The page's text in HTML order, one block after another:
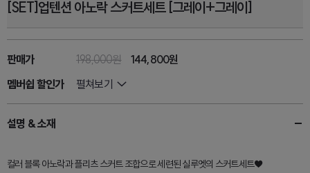
[SET]업텐션 아노락 스커트세트 [그레이+그레이]
판매가 198,000원
144,800원
멤버쉽 할인가
펼쳐보기
설명 & 소재
컬러 블록 아노락과 플리츠 스커트 조합으로 세련된 실루엣의 스커트세트♥